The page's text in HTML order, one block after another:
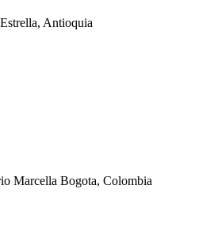
Antioquia
Marcella Bogota, Colombia